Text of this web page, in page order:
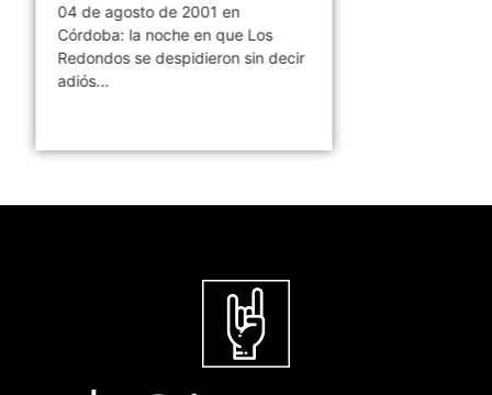
04 de agosto de 2001 en
Córdoba: la noche en que Los
Redondos se despidieron sin decir
adiós...